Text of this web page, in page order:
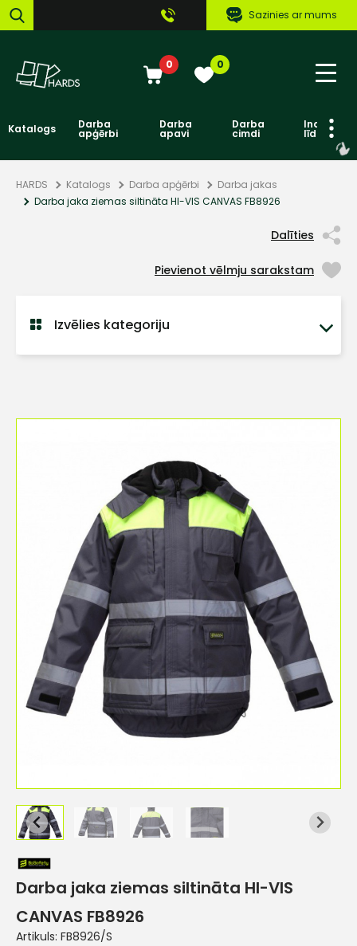
Sazinies ar mums
0 0
Katalogs Darba
apģērbi
Darba
apavi
Darba
cimdi līdzekļi
HARDS Katalogs Darba apģērbi
Darba jakas
Darba jaka ziemas siltināta HI-VIS CANVAS FB8926
Dalīties
Pievienot vēlmju sarakstam
Izvēlies kategoriju
Darba jaka ziemas siltināta HI-VIS
CANVAS FB8926
Artikuls: FB8926/S